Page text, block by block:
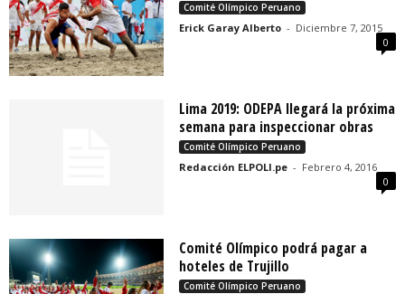
Comité Olímpico Peruano
Erick Garay Alberto - Diciembre 7, 2015
0
Lima 2019: ODEPA llegará la próxima
semana para inspeccionar obras
Comité Olímpico Peruano
Redacción ELPOLI.pe - Febrero 4, 2016
0
Comité Olímpico podrá pagar a
hoteles de Trujillo
Comité Olímpico Peruano